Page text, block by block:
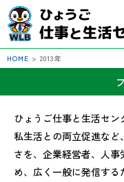
HOME > 2013年
ひょうご仕事と生活セ
私生活との両立促進な
さを、企業経営者、人
め、広く一般に発信す